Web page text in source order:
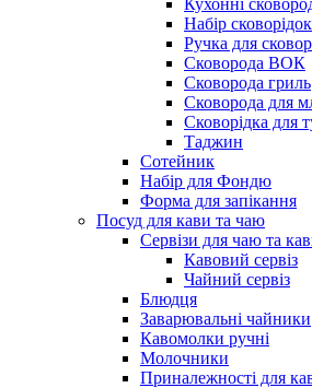
Кухонні
Набір сковорідок
Ручка для
Сковорода ВОК
Сковорода гриль
Сковорода для
Сковорідка для
Таджин
Сотейник
Набір для Фондю
Форма для запікання
Посуд для кави та чаю
Сервізи для чаю та
Кавовий сервіз
Чайний сервіз
Блюдця
Заварювальні чайники
Кавомолки ручні
Молочники
Приналежності для